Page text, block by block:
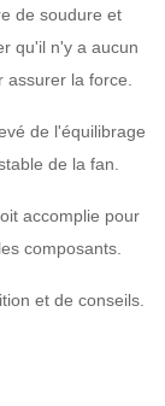
de soudure et
qu'il n'y a aucun
la force.
de l'équilibrage
de la fan.
accomplie pour
composants.
et de conseils.